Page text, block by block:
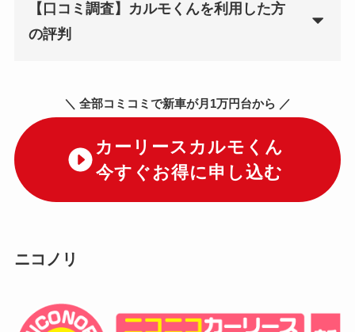
【口コミ調査】カルモくんを利用した方
の評判
＼ 全部コミコミで新車が月1万円台から ／
カーリースカルモくん
今すぐお得に申し込む
ニコノリ